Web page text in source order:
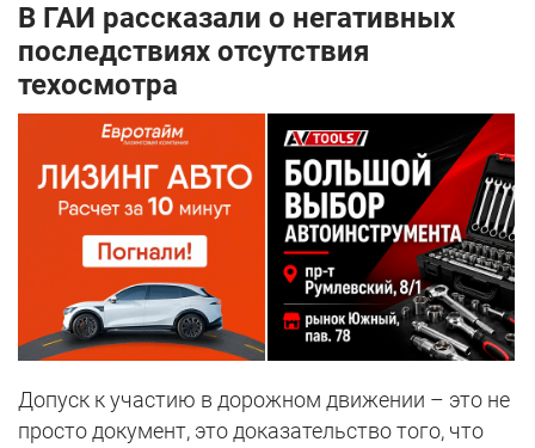
В ГАИ рассказали о негативных
последствиях отсутствия
техосмотра
Допуск к участию в дорожном движении – это не
просто документ, это доказательство того, что